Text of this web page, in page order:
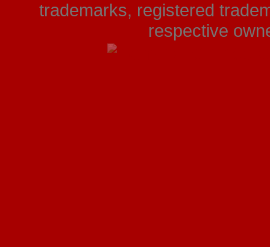
trademarks, registered
respective